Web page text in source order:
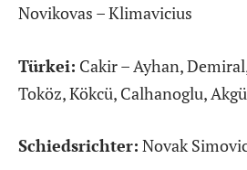
Novikovas – Klimavicius
Türkei: Cakir – Ayhan,
Toköz, Kökcü, Calhanoglu,
Schiedsrichter: Novak